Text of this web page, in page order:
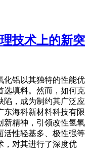
技术上的新突
化铝以其独特的性能优
选填料。然而，如何克
陷，成为制约其广泛应
东海科新材料科技有限
新精神，引领改性氢氧
活性轻基多、极性强等
，对其进行了深度优